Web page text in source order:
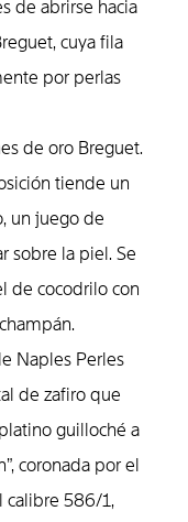
de abrirse hacia
cuya fila
por perlas
de oro Breguet.
tiende un
un juego de
sobre la piel. Se
de cocodrilo con
Naples Perles
de zafiro que
guilloché a
coronada por el
calibre 586/1,